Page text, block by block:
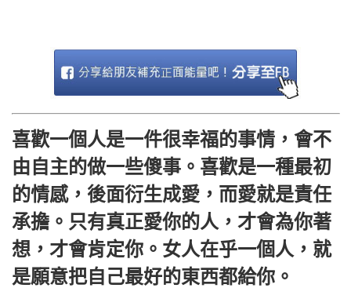
喜歡一個人是一件很幸福的事情，會不
由自主的做一些傻事。喜歡是一種最初
的情感，後面衍生成愛，而愛就是責任
承擔。只有真正愛你的人，才會為你著
想，才會肯定你。女人在乎一個人，就
是願意把自己最好的東西都給你。